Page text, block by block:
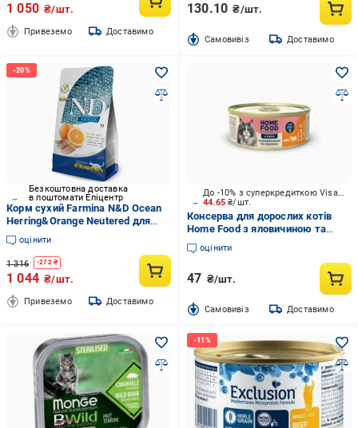
1 050 ₴/шт.
Привеземо Доставимо
130.10 ₴/шт.
Cамовивіз Доставимо
Безкоштовна доставка
в поштомати Епіцентр
Корм сухий Farmina N&D Ocean
Herring&Orange Neutered для
стерилізованих котів з
оселедцем та апельсином 1,5 кг
оцінити
1 316 -272₴
1 044 ₴/шт.
Привеземо Доставимо
44.65₴/шт.
До -10% з суперкредиткою Visa Вигода
Консерва для дорослих котів
Home Food з яловичиною та
лососем в желе 85 г
оцінити
47 ₴/шт.
Cамовивіз Доставимо